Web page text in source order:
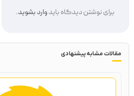
برای نوشتن دیدگاه بایدوارد بشوید.
مقالات مشابه پیشنهادی